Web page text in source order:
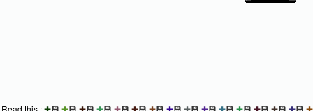
Read this :✚💾 ✚💾 ✚💾 ✚💾 ✚💾 ✚💾 ✚💾 ✚💾 ✚💾 ✚💾 ✚💾 ✚💾 ✚💾 ✚💾 ✚💾 ✚